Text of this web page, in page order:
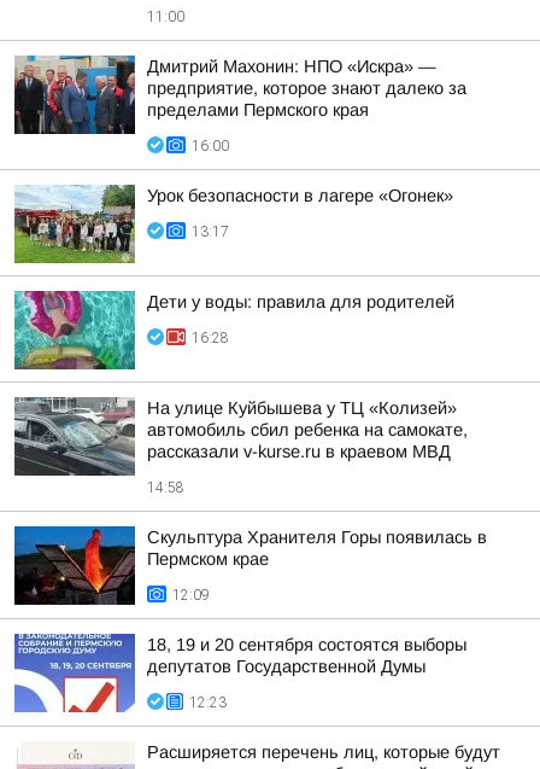
11:00
Дмитрий Махонин: НПО «Искра» —
предприятие, которое знают далеко за
пределами Пермского края
16:00
Урок безопасности в лагере «Огонек»
13:17
Дети у воды: правила для родителей
16:28
На улице Куйбышева у ТЦ «Колизей»
автомобиль сбил ребенка на самокате,
рассказали v-kurse.ru в краевом МВД
14:58
Скульптура Хранителя Горы появилась в
Пермском крае
12:09
18, 19 и 20 сентября состоятся выборы
депутатов Государственной Думы
12:23
Расширяется перечень лиц, которые будут